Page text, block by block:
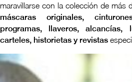
maravillarse con la colección de más
máscaras originales,
programas, llaveros, alcancías,
carteles, historietas y revistas